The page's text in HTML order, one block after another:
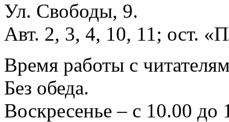
Ул. Свободы, 9.
Авт. 2, 3, 4, 10, 11; ост.
Время работы с
Без обеда.
Воскресенье – с 10.00 до